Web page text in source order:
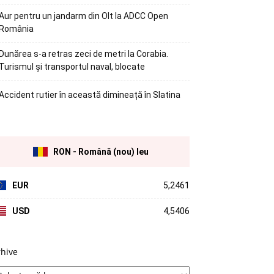
pentru un jandarm din Olt la ADCC Open
s-a retras zeci de metri la Corabia.
și transportul naval, blocate
rutier în această dimineață în Slatina
RON - Română (nou) leu
EUR 5,2461
USD 4,5406